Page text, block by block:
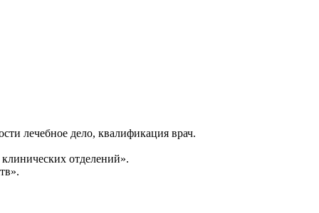
лечебное дело, квалификация врач.
отделений».